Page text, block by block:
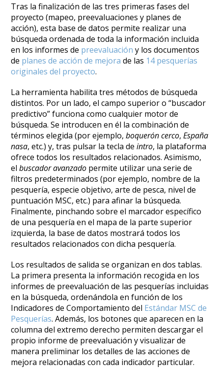
Tras la finalización de las tres primeras fases del
proyecto (mapeo, preevaluaciones y planes de
acción), esta base de datos permite realizar una
búsqueda ordenada de toda la información incluida
en los informes de preevaluación y los documentos
de planes de acción de mejora de las 14 pesquerías
originales del proyecto.
La herramienta habilita tres métodos de búsqueda
distintos. Por un lado, el campo superior o “buscador
predictivo” funciona como cualquier motor de
búsqueda. Se introducen en él la combinación de
términos elegida (por ejemplo,boquerón cerco,España
nasa, etc.) y, tras pulsar la tecla deintro, la plataforma
ofrece todos los resultados relacionados. Asimismo,
elbuscador avanzado permite utilizar una serie de
filtros predeterminados (por ejemplo, nombre de la
pesquería, especie objetivo, arte de pesca, nivel de
puntuación MSC, etc.) para afinar la búsqueda.
Finalmente, pinchando sobre el marcador específico
de una pesquería en el mapa de la parte superior
izquierda, la base de datos mostrará todos los
resultados relacionados con dicha pesquería.
Los resultados de salida se organizan en dos tablas.
La primera presenta la información recogida en los
informes de preevaluación de las pesquerías incluidas
en la búsqueda, ordenándola en función de los
Indicadores de Comportamiento del Estándar MSC de
Pesquerías. Además, los botones que aparecen en la
columna del extremo derecho permiten descargar el
propio informe de preevaluación y visualizar de
manera preliminar los detalles de las acciones de
mejora relacionadas con cada indicador particular.